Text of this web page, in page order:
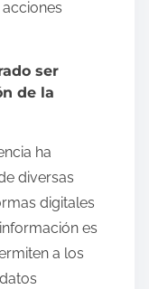
ser
de la
ha
diversas
digitales
es
a los